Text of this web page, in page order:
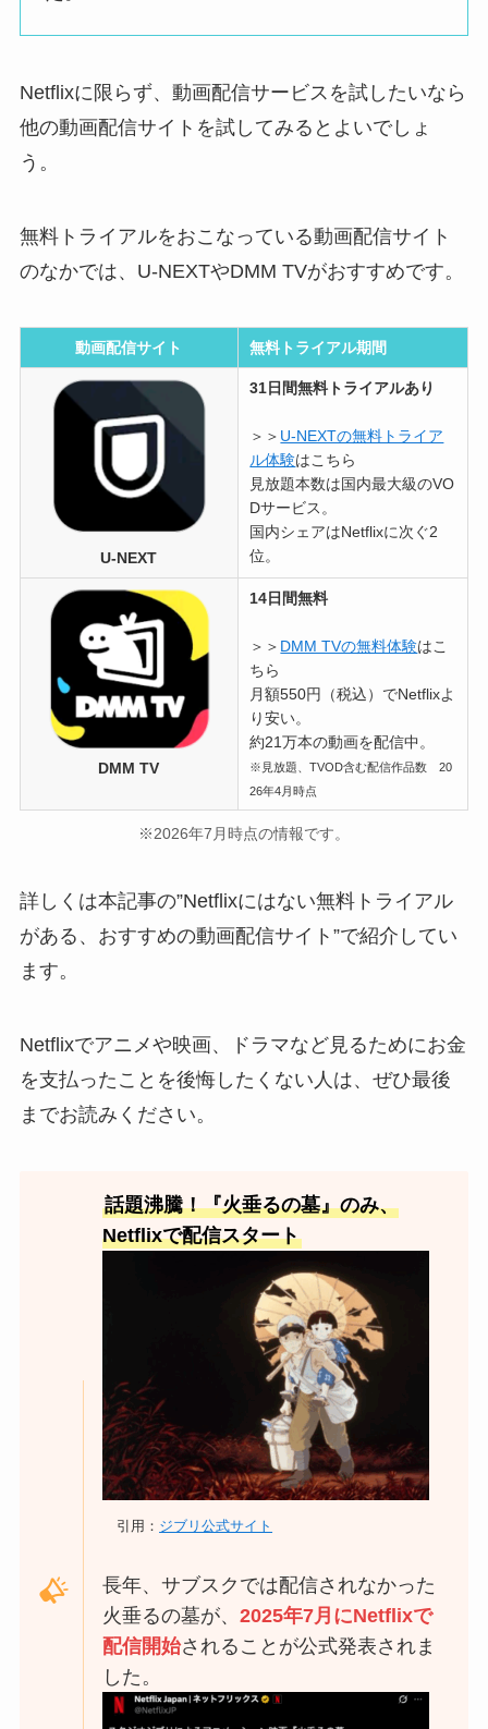
Netflixに限らず、動画配信サービスを試したいなら
他の動画配信サイトを試してみるとよいでしょ
う。
無料トライアルをおこなっている動画配信サイト
のなかでは、U-NEXTやDMM TVがおすすめです。
動画配信サイト 無料トライアル期間
U-NEXT
31日間無料トライアルあり
＞＞ U-NEXTの無料トライア
ル体験はこちら
見放題本数は国内最大級のVO
Dサービス。
国内シェアはNetflixに次ぐ2
位。
DMM TV
14日間無料
＞＞ DMM TVの無料体験はこ
ちら
月額550円（税込）でNetflixよ
り安い。
約21万本の動画を配信中。
※見放題、TVOD含む配信作品数 20
26年4月時点
※2026年7月時点の情報です。
詳しくは本記事の”Netflixにはない無料トライアル
がある、おすすめの動画配信サイト”で紹介してい
ます。
Netflixでアニメや映画、ドラマなど見るためにお金
を支払ったことを後悔したくない人は、ぜひ最後
までお読みください。
話題沸騰！『火垂るの墓』のみ、
Netflixで配信スタート
引用： ジブリ公式サイト
長年、サブスクでは配信されなかった
火垂るの墓が、2025年7月にNetflixで
配信開始されることが公式発表されま
した。